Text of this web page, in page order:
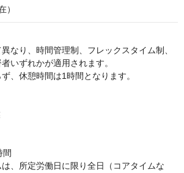
）
なり、時間管理制、フレックスタイム制、
いずれかが適用されます。
、休憩時間は1時間となります。
間
は、所定労働日に限り全日（コアタイムな